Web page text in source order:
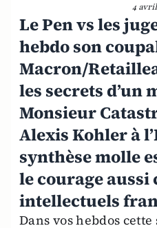
4
Le Pen vs les
hebdo son
Macron/
les secrets d’un
Monsieur
Alexis Kohler à
synthèse molle
le courage aussi
intellectuels
Dans vos hebdos